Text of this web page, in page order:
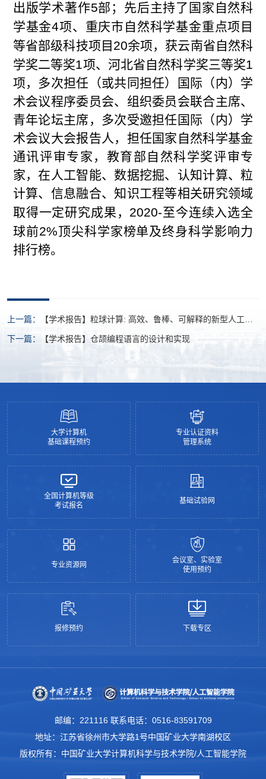
出版学术著作5部；先后主持了国家自然科
学基金4项、重庆市自然科学基金重点项目
等省部级科技项目 20余项，获云南省自然科
学奖二等奖1项、河北省自然科学奖三等奖1
项，多次担任（或共同担任）国际（内）学
术会议程序委员会、组织委员会联合主席、
青年论坛主席，多次受邀担任国际（内）学
术会议大会报告人，担任国家自然科学基金
通讯评审专家，教育部自然科学奖评审专
家，在人工智能、数据挖掘、认知计算、粒
计算、信息融合、知识工程等相关研究领域
取得一定研究成果， 2020-至今连续入选全
球前2%顶尖科学家榜单及终身科学影响力
排行榜。
上一篇： 【学术报告】粒球计算: 高效、鲁棒、可解释的新型人工智
能理论
下一篇： 【学术报告】仓颉编程语言的设计和实现
大学计算机
基础课程预约
专业认证资料
管理系统
全国计算机等级
考试报名
基础试验网
专业资源网
会议室、实验室
使用预约
报修预约 下载专区
邮编：221116 联系电话：0516-83591709
地址：江苏省徐州市大学路1号中国矿业大学南湖校区
版权所有：中国矿业大学计算机科学与技术学院/人工智能学院